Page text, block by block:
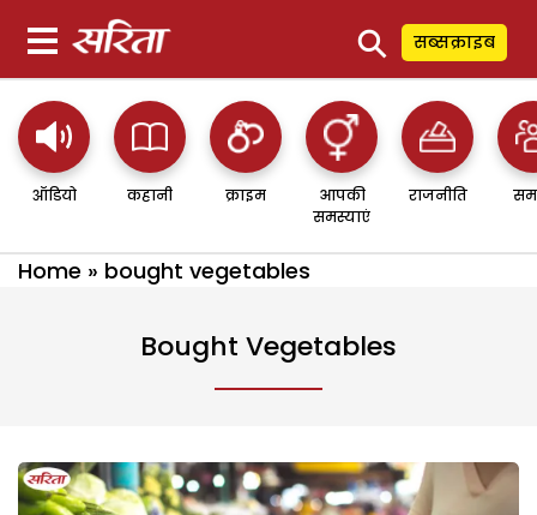
⚲ सब्सक्राइब
ऑडियो कहानी क्राइम
आपकी
समस्याएं
राजनीति
Home » bought vegetables
Bought Vegetables